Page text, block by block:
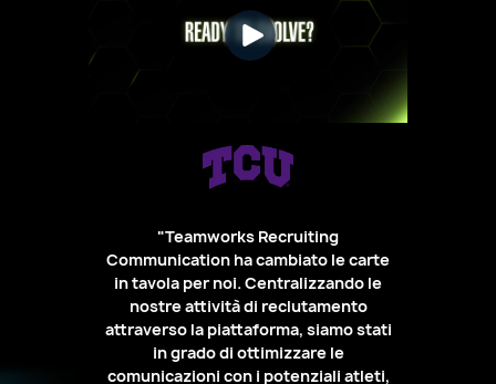
allenatori e lo staff
possano accedervi e
distribuirli.
Configura per
adattarsi al tuo
Costruisci schede di
reclutamento e
pipeline di
valutazione per
soddisfare le tue
"Teamworks Recruiting
Communication ha cambiato le carte
in tavola per noi. Centralizzando le
nostre attività di reclutamento
attraverso la piattaforma, siamo stati
in grado di ottimizzare le
comunicazioni con i potenziali atleti,